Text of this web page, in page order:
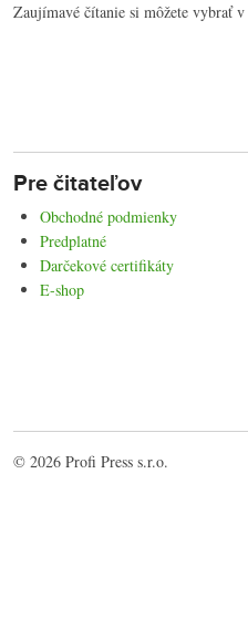
Zaujímavé čítanie si môžete vybrať v
Pre čitateľov
Obchodné podmienky
Predplatné
Darčekové certifikáty
E-shop
© 2026 Profi Press s.r.o.